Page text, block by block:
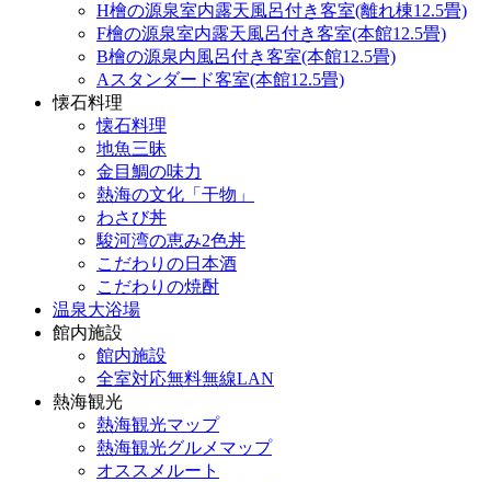
H檜の源泉室内露天風呂付き客室(離れ棟12.5畳)
F檜の源泉室内露天風呂付き客室(本館12.5畳)
B檜の源泉内風呂付き客室(本館12.5畳)
Aスタンダード客室(本館12.5畳)
懐石料理
懐石料理
地魚三昧
金目鯛の味力
熱海の文化「干物」
わさび丼
駿河湾の恵み2色丼
こだわりの日本酒
こだわりの焼酎
温泉大浴場
館内施設
館内施設
全室対応無料無線LAN
熱海観光
熱海観光マップ
熱海観光グルメマップ
オススメルート